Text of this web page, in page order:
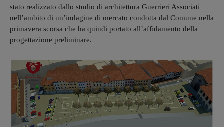
stato realizzato dallo studio di architettura Guerrieri Associati
nell’ambito di un’indagine di mercato condotta dal Comune nella
primavera scorsa che ha quindi portato all’affidamento della
progettazione preliminare.